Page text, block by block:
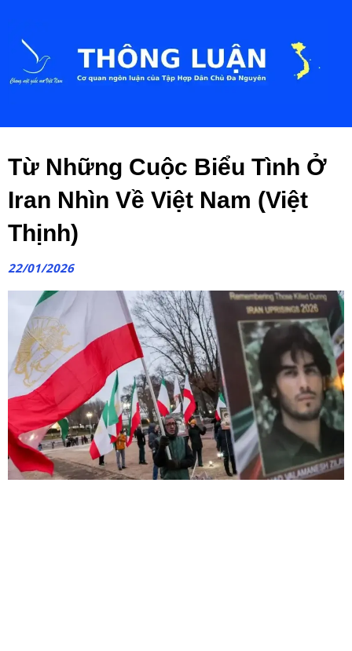
Từ Những Cuộc Biểu Tình Ở
Iran Nhìn Về Việt Nam (Việt
Thịnh)
22/01/2026